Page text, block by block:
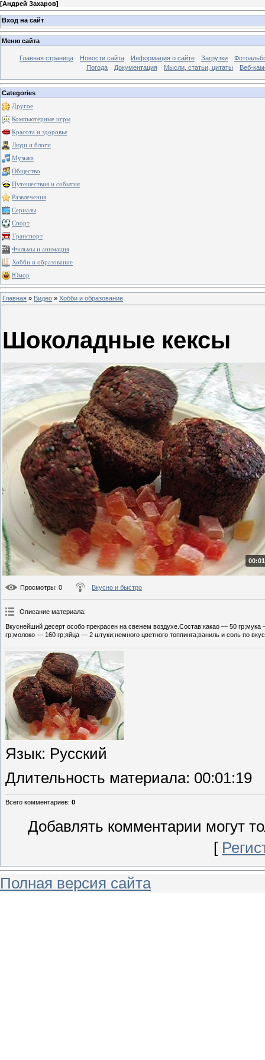
[Андрей Захаров]
Вход на сайт
Меню сайта
Главная страница Новости сайта Информация о сайте Загрузки
Погода
Документация Мысли, статьи, цитаты Веб-
Categories
Другое
Компьютерные игры
Красота и здоровье
Люди и блоги
Музыка
Общество
Путешествия и события
Развлечения
Сериалы
Спорт
Транспорт
Фильмы и анимация
Хобби и образование
Юмор
Главная » Видео » Хобби и образование
Шоколадные кексы
Просмотры: 0 Вкусно и быстро
Описание материала:
Вкуснейший десерт особо прекрасен на свежем воздухе.Состав:какао — 50
гр;молоко — 160 гр;яйца — 2 штуки;немного цветного топпинга;ваниль и соль по
Язык: Русский
Длительность материала: 00:01:19
Всего комментариев: 0
Добавлять комментарии могут
[
Полная версия сайта